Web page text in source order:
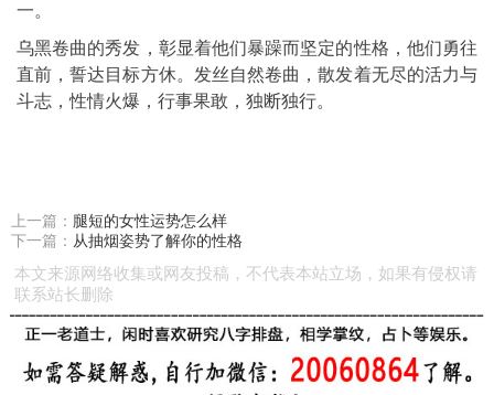
一。
乌黑卷曲的秀发，彰显着他们暴躁而坚定的性格，他们勇往
直前，誓达目标方休。发丝自然卷曲，散发着无尽的活力与
斗志，性情火爆，行事果敢，独断独行。
上一篇： 腿短的女性运势怎么样
下一篇： 从抽烟姿势了解你的性格
本文来源网络收集或网友投稿，不代表本站立场，如果有侵权请
联系站长删除